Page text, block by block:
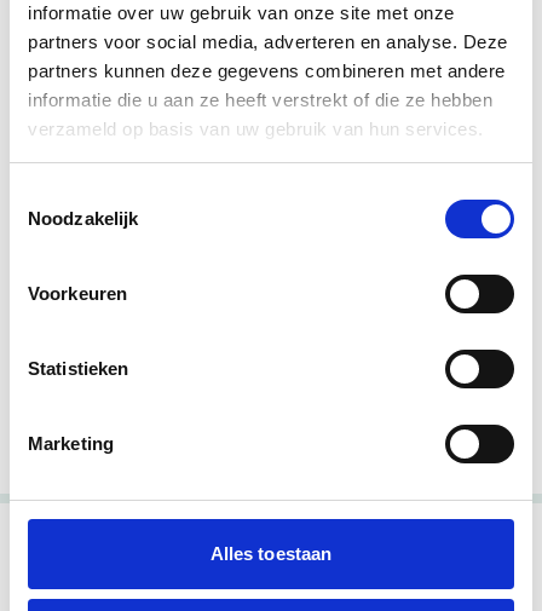
informatie over uw gebruik van onze site met onze
partners voor social media, adverteren en analyse. Deze
partners kunnen deze gegevens combineren met andere
informatie die u aan ze heeft verstrekt of die ze hebben
verzameld op basis van uw gebruik van hun services.
Noodzakelijk
Voorkeuren
Statistieken
Marketing
Alles toestaan
000065677323
Commissaris Van Voorst tot Voorstlaan, 's-
Hertogenbosch
Jetzt bestellen
Versuchen Sie einen kürzeren Suchbegriff